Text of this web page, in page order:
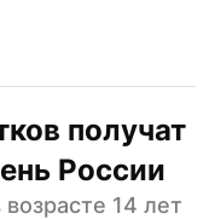
получат
России
14 лет